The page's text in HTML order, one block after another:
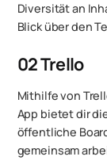
Diversität an
Blick über den
02Trello
Mithilfe von
App bietet dir
öffentliche
gemeinsam